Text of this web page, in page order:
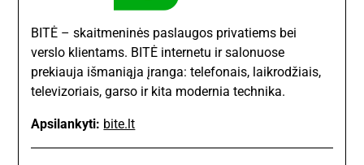
BITĖ – skaitmeninės paslaugos privatiems bei
verslo klientams. BITĖ internetu ir salonuose
prekiauja išmaniąja įranga: telefonais, laikrodžiais,
televizoriais, garso ir kita modernia technika.
Apsilankyti: bite.lt